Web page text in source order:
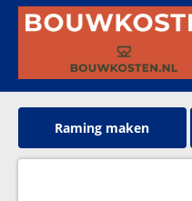
Raming maken